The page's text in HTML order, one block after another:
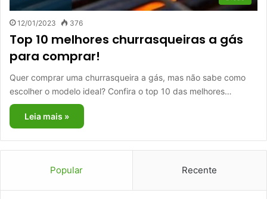
12/01/2023 376
Top 10 melhores churrasqueiras a gás
para comprar!
Quer comprar uma churrasqueira a gás, mas não sabe como
escolher o modelo ideal? Confira o top 10 das melhores…
Leia mais »
Popular Recente